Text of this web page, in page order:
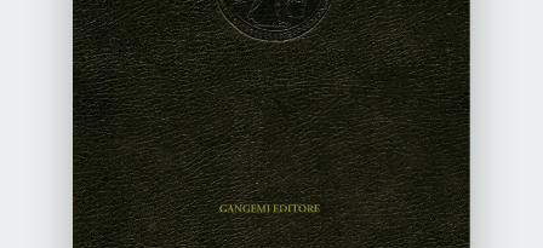
Proposte di pubblicazione
Gangemi Editore
Newsletter